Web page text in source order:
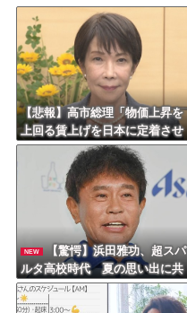
【悲報】高市総理「物価上昇を
上回る賃上げを日本に定着させ
る」 →国家公務員月給3.51％増
へ 地方公務員も追随する見通し
NEW
【驚愕】浜田雅功、超スパ
ルタ高校時代 夏の思い出に共
演者衝撃「ええ？」「それはか
わいそう」